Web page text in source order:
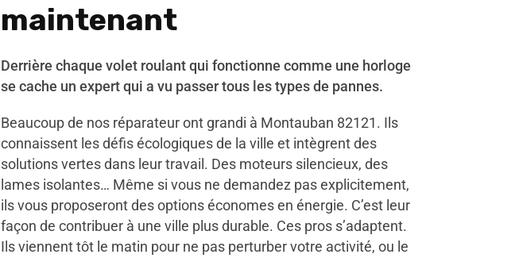
maintenant
Derrière chaque volet roulant qui fonctionne comme une horloge
se cache un expert qui a vu passer tous les types de pannes.
Beaucoup de nos réparateur ont grandi à Montauban 82121. Ils
connaissent les défis écologiques de la ville et intègrent des
solutions vertes dans leur travail. Des moteurs silencieux, des
lames isolantes… Même si vous ne demandez pas explicitement,
ils vous proposeront des options économes en énergie. C’est leur
façon de contribuer à une ville plus durable. Ces pros s’adaptent.
Ils viennent tôt le matin pour ne pas perturber votre activité, ou le